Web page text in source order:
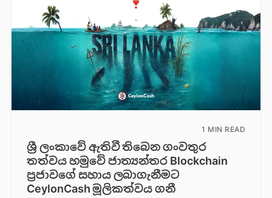
1 MIN READ
ශ්‍රී ලංකාවේ ඇතිවී තිබෙන ගංවතුර
තත්වය හමුවේ ජාත්‍යන්තර Blockchain
ප්‍රජාවගේ සහාය ලබාගැනීමට
CeylonCash මූලිකත්වය ග​නී